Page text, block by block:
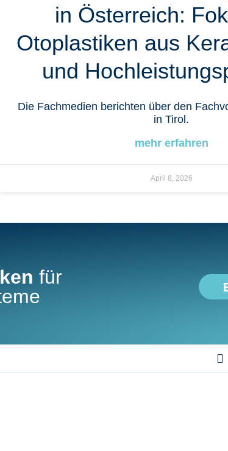
in Österreich:
Otoplastiken aus
und
Die Fachmedien berichten über den
in Tirol.
mehr erfahren
April 8, 2026
für